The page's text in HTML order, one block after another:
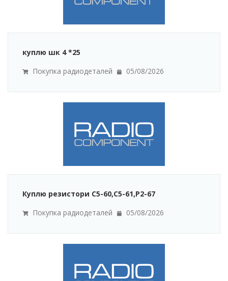
куплю шк 4 *25
Покупка радиодеталей
05/08/2026
Куплю резистори С5-60,С5-61,Р2-67
Покупка радиодеталей
05/08/2026